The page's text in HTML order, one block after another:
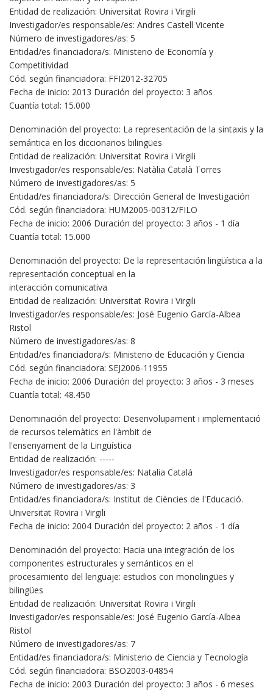
Entidad de realización: Universitat Rovira i Virgili
Investigador/es responsable/es: Andres Castell Vicente
Número de investigadores/as: 5
Entidad/es financiadora/s: Ministerio de Economía y
Competitividad
Cód. según financiadora: FFI2012-32705
Fecha de inicio: 2013 Duración del proyecto: 3 años
Cuantía total: 15.000
Denominación del proyecto: La representación de la sintaxis y la
semántica en los diccionarios bilingües
Entidad de realización: Universitat Rovira i Virgili
Investigador/es responsable/es: Natàlia Català Torres
Número de investigadores/as: 5
Entidad/es financiadora/s: Dirección General de Investigación
Cód. según financiadora: HUM2005-00312/FILO
Fecha de inicio: 2006 Duración del proyecto: 3 años - 1 día
Cuantía total: 15.000
Denominación del proyecto: De la representación lingüística a la
representación conceptual en la
interacción comunicativa
Entidad de realización: Universitat Rovira i Virgili
Investigador/es responsable/es: José Eugenio García-Albea
Ristol
Número de investigadores/as: 8
Entidad/es financiadora/s: Ministerio de Educación y Ciencia
Cód. según financiadora: SEJ2006-11955
Fecha de inicio: 2006 Duración del proyecto: 3 años - 3 meses
Cuantía total: 48.450
Denominación del proyecto: Desenvolupament i implementació
de recursos telemàtics en l'àmbit de
l'ensenyament de la Lingüística
Entidad de realización: -----
Investigador/es responsable/es: Natalia Catalá
Número de investigadores/as: 3
Entidad/es financiadora/s: Institut de Ciències de l'Educació.
Universitat Rovira i Virgili
Fecha de inicio: 2004 Duración del proyecto: 2 años - 1 día
Denominación del proyecto: Hacia una integración de los
componentes estructurales y semánticos en el
procesamiento del lenguaje: estudios con monolingües y
bilingües
Entidad de realización: Universitat Rovira i Virgili
Investigador/es responsable/es: José Eugenio García-Albea
Ristol
Número de investigadores/as: 7
Entidad/es financiadora/s: Ministerio de Ciencia y Tecnología
Cód. según financiadora: BSO2003-04854
Fecha de inicio: 2003 Duración del proyecto: 3 años - 6 meses